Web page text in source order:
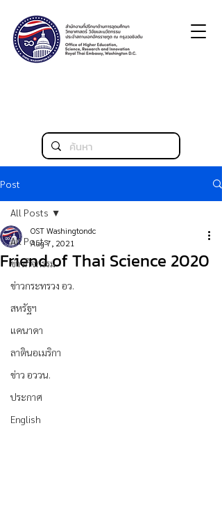
Post
All Posts
ข่าวกิจกรรม
ข่าวกระทรวง อว.
สหรัฐฯ
แคนาดา
ลาตินอเมริกา
ข่าว อววน.
ประกาศ
English
All Posts
Friend of Thai Science 2020
OST Washingtondc
Aug 7, 2021